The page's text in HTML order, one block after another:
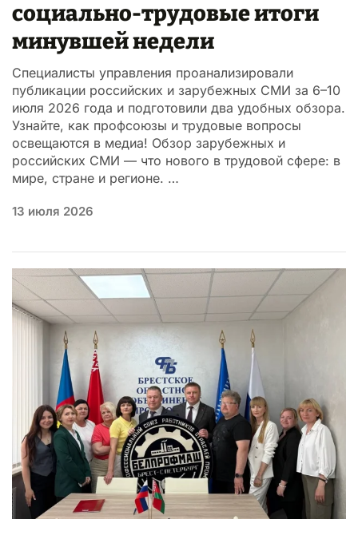
социально-трудовые итоги
минувшей недели
Специалисты управления проанализировали
публикации российских и зарубежных СМИ за 6–10
июля 2026 года и подготовили два удобных обзора.
Узнайте, как профсоюзы и трудовые вопросы
освещаются в медиа! Обзор зарубежных и
российских СМИ — что нового в трудовой сфере: в
мире, стране и регионе. …
13 июля 2026